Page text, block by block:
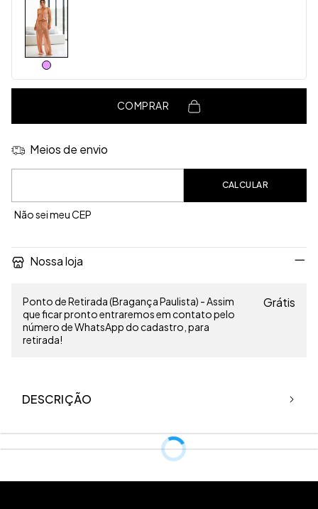
COMPRAR
Meios de envio
Entregas para o CEP:
CALCULAR
Não sei meu CEP
Nossa loja
Ponto de Retirada (Bragança Paulista) - Assim
que ficar pronto entraremos em contato pelo
número de WhatsApp do cadastro, para
retirada!
Grátis
DESCRIÇÃO
criada para protagonizar looks de Carnaval com leveza e atitude.
Confeccionada em tule paetê rosa, com elasticidade e